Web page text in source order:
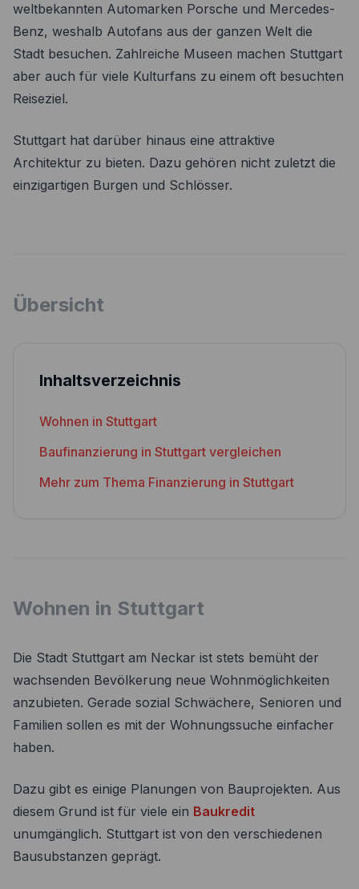
weltbekannten Automarken Porsche und Mercedes-
Benz, weshalb Autofans aus der ganzen Welt die
Stadt besuchen. Zahlreiche Museen machen Stuttgart
aber auch für viele Kulturfans zu einem oft besuchten
Reiseziel.
Stuttgart hat darüber hinaus eine attraktive
Architektur zu bieten. Dazu gehören nicht zuletzt die
einzigartigen Burgen und Schlösser.
Übersicht
Inhaltsverzeichnis
Wohnen in Stuttgart
Baufinanzierung in Stuttgart vergleichen
Mehr zum Thema Finanzierung in Stuttgart
Wohnen in Stuttgart
Die Stadt Stuttgart am Neckar ist stets bemüht der
wachsenden Bevölkerung neue Wohnmöglichkeiten
anzubieten. Gerade sozial Schwächere, Senioren und
Familien sollen es mit der Wohnungssuche einfacher
haben.
Dazu gibt es einige Planungen von Bauprojekten. Aus
diesem Grund ist für viele ein Baukredit
unumgänglich. Stuttgart ist von den verschiedenen
Bausubstanzen geprägt.